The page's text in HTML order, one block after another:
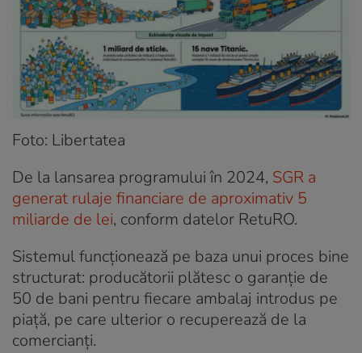
Foto: Libertatea
De la lansarea programului în 2024, SGR a
generat rulaje financiare de aproximativ 5
miliarde de lei, conform datelor RetuRO.
Sistemul funcționează pe baza unui proces bine
structurat: producătorii plătesc o garanție de
50 de bani pentru fiecare ambalaj introdus pe
piață, pe care ulterior o recuperează de la
comercianți.